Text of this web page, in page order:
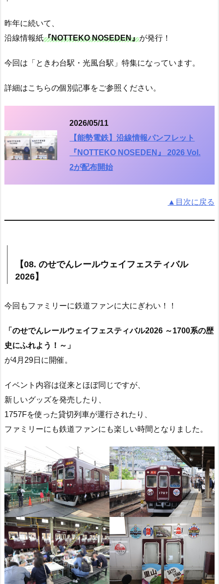
昨年に続いて、
沿線情報紙『NOTTEKO NOSEDEN』が発行！
今回は「ときわ台駅・光風台駅」特集になっています。
詳細はこちらの個別記事をご参照ください。
2026/05/11
【能勢電鉄】沿線情報パンフレット
『NOTTEKO NOSEDEN』 2026 Vol.
2が配布開始
▲目次に戻る
【08. のせでんレールウェイフェスティバル
2026】
今回もファミリーに鉄道ファンに大にぎわい！！
「のせでんレールウェイフェスティバル2026 ～1700系の歴
史にふれよう！～」
が4月29日に開催。
イベント内容は従来とほぼ同じですが、
新しいグッズを発売したり、
1757Fを使った貸切列車が運行されたり、
ファミリーにも鉄道ファンにも楽しい時間となりました。